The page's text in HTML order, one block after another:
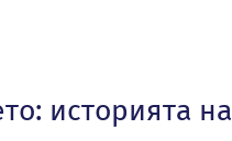
историята на